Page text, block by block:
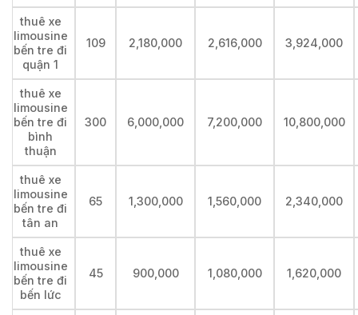
thuê xe
limousine
bến tre đi
quận 1
109 2,180,000 2,616,000 3,924,000
thuê xe
limousine
bến tre đi
bình
thuận
300 6,000,000 7,200,000 10,800,000
thuê xe
limousine
bến tre đi
tân an
65 1,300,000 1,560,000 2,340,000
thuê xe
limousine
bến tre đi
bến lức
45 900,000 1,080,000 1,620,000